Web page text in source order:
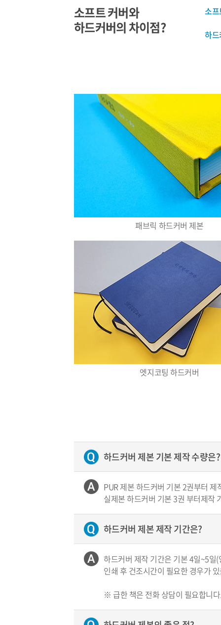
소프트 커버와
하드커버의 차이점?
소
하
패브릭 하드커버 제본
엣지코팅 하드커버
하드커버 제본 기본 제작 수량은?
PUR 제본 하드커버 기본 2권부터 제
실제본 하드커버 기본 3권 부터제작
하드커버 제본 제작 기간은?
하드커버 제작 기간은 기본 4일~5일
인쇄 후 건조시간이 필요한 경우가
※ 급한 책은 전화 상담이 필요합니